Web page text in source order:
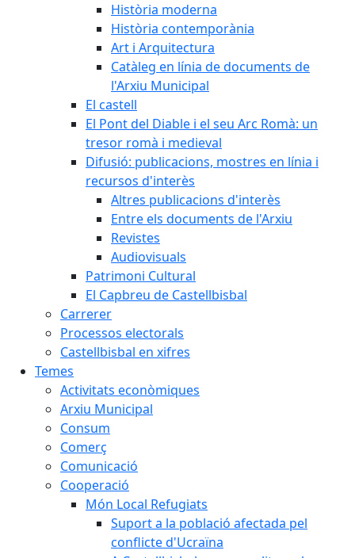
Història moderna
Història contemporània
Art i Arquitectura
Catàleg en línia de documents de
l'Arxiu Municipal
El castell
El Pont del Diable i el seu Arc Romà: un
tresor romà i medieval
Difusió: publicacions, mostres en línia i
recursos d'interès
Altres publicacions d'interès
Entre els documents de l'Arxiu
Revistes
Audiovisuals
Patrimoni Cultural
El Capbreu de Castellbisbal
Carrerer
Processos electorals
Castellbisbal en xifres
Temes
Activitats econòmiques
Arxiu Municipal
Consum
Comerç
Comunicació
Cooperació
Món Local Refugiats
Suport a la població afectada pel
conflicte d'Ucraïna